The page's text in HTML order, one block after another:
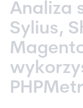
Analiza
Sylius,